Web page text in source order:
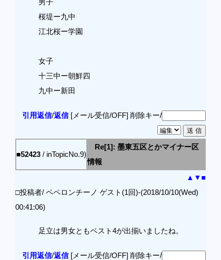
桜堤ー九中
江北桜ー学園
女子
十三中ー朝鮮四
九中ー新田
引用返信/返信[メール受信/OFF] 削除キー/
■52423 / inTopicNo.9)
Re[1]: 墨東五区とかマイナー区
情報
▲ ▼■
□投稿者/ ペペロンチーノ ゲスト(1回)-(2018/10/10(Wed)
00:41:06)
足立は男女ともベスト4が出揃いましたね。
引用返信/返信[メール受信/OFF] 削除キー/